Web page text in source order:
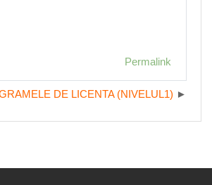
Permalink
DE LICENTA (NIVELUL1)